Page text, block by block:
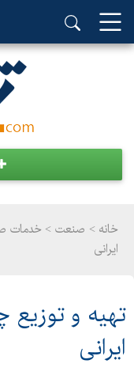
خانه > صنعت > خدمات
ایرانی
تهیه و
ایرانی